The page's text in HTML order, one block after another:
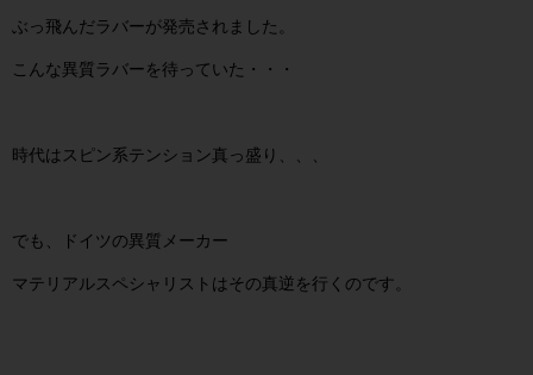
ぶっ飛んだラバーが発売されました。
こんな異質ラバーを待っていた・・・
時代はスピン系テンション真っ盛り、、、
でも、ドイツの異質メーカー
マテリアルスペシャリストはその真逆を行くのです。